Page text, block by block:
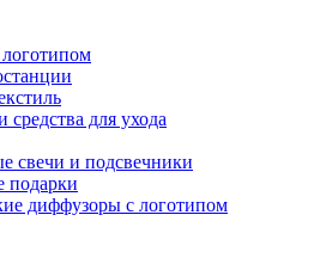
средства для ухода
свечи и подсвечники
подарки
диффузоры с логотипом